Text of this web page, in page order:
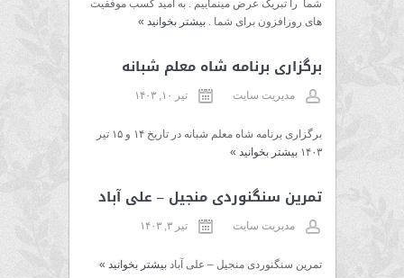
شما را تبریک عرض مینماییم . به امید کسب موفقیت
های روزافزون برای شما .بیشتر بخوانید »
برگزاری برنامه شاه معلم شبانه
مدیریت سایت تیر ۱۰, ۱۴۰۳
برگزاری برنامه شاه معلم شبانه در تاریخ ۱۴ و ۱۵ تیر
۱۴۰۳ بیشتر بخوانید »
تمرین سنگنوردی منجیل – علی آباد
مدیریت سایت تیر ۳, ۱۴۰۳
تمرین سنگنوردی منجیل – علی آبادبیشتر بخوانید »